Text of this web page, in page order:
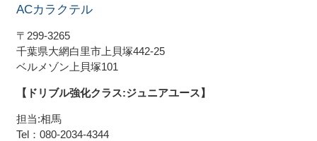
ACカラクテル
〒299-3265
千葉県大網白里市上貝塚442-25
ベルメゾン上貝塚101
【ドリブル強化クラス:ジュニアユース】
担当:相馬
Tel：080-2034-4344